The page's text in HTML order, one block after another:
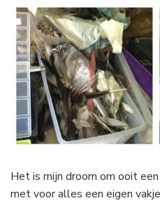
Het is mijn droom om ooit
met voor alles een eigen